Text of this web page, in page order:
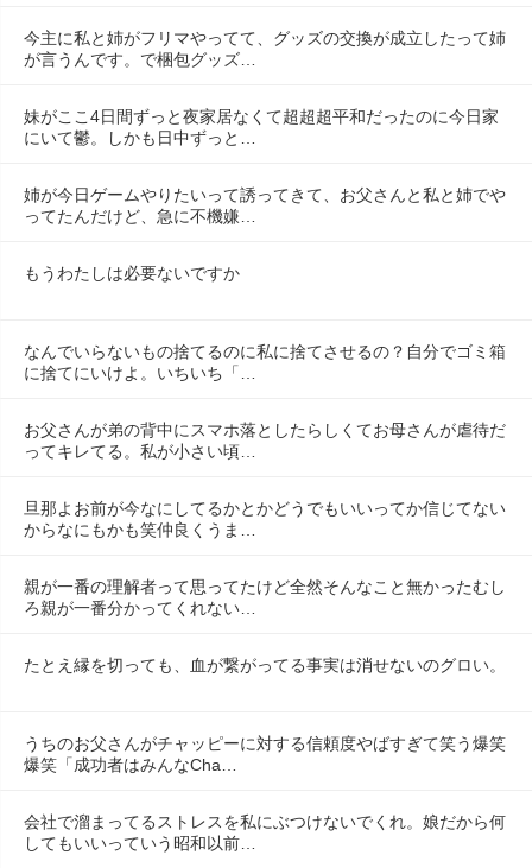
今主に私と姉がフリマやってて、グッズの交換が成立したって姉
が言うんです。で梱包グッズ…
妹がここ4日間ずっと夜家居なくて超超超平和だったのに今日家
にいて鬱。しかも日中ずっと…
姉が今日ゲームやりたいって誘ってきて、お父さんと私と姉でや
ってたんだけど、急に不機嫌…
もうわたしは必要ないですか
なんでいらないもの捨てるのに私に捨てさせるの？自分でゴミ箱
に捨てにいけよ。いちいち「…
お父さんが弟の背中にスマホ落としたらしくてお母さんが虐待だ
ってキレてる。私が小さい頃…
旦那よお前が今なにしてるかとかどうでもいいってか信じてない
からなにもかも笑仲良くうま…
親が一番の理解者って思ってたけど全然そんなこと無かったむし
ろ親が一番分かってくれない…
たとえ縁を切っても、血が繋がってる事実は消せないのグロい。
うちのお父さんがチャッピーに対する信頼度やばすぎて笑う爆笑
爆笑「成功者はみんなCha…
会社で溜まってるストレスを私にぶつけないでくれ。娘だから何
してもいいっていう昭和以前…